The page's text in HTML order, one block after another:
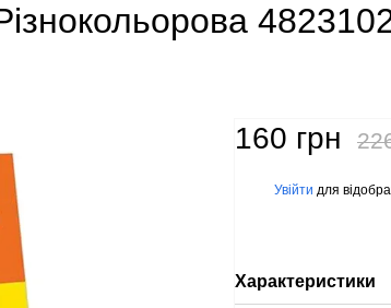
160 грн
Увійти для
Характеристики